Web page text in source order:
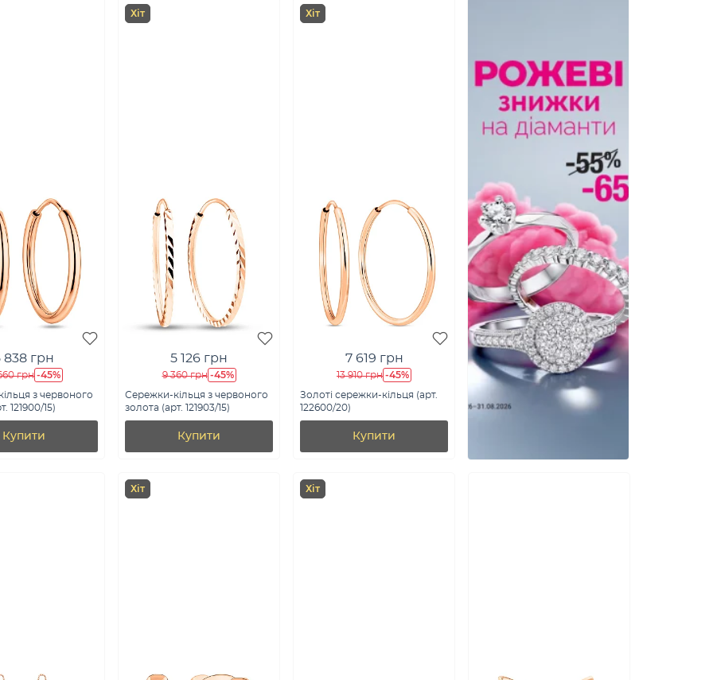
838 грн
грн -45%
з червоного
121900/15)
Купити
Хіт
5 126 грн
9 360 грн -45%
Сережки-кільця з червоного
золота (арт. 121903/15)
Купити
Хіт
7 619 грн
13 910 грн -45%
Золоті сережки-кільця (арт.
122600/20)
Купити
Хіт Хіт